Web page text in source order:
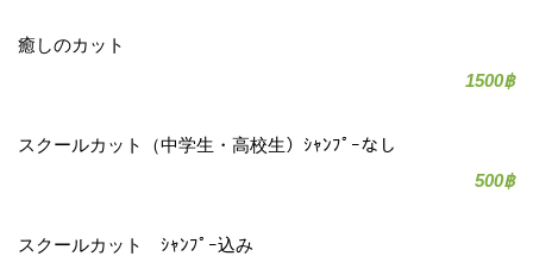
癒しのカット
1500฿
スクールカット（中学生・高校生）ｼｬﾝﾌﾟｰなし
500฿
スクールカット ｼｬﾝﾌﾟｰ込み